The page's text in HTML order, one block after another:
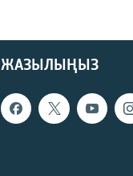
ЖАЗЫЛЫҢЫЗ